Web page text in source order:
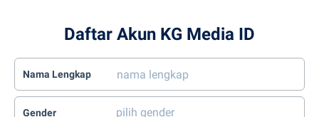
Daftar Akun KG Media ID
Nama Lengkap
Gender